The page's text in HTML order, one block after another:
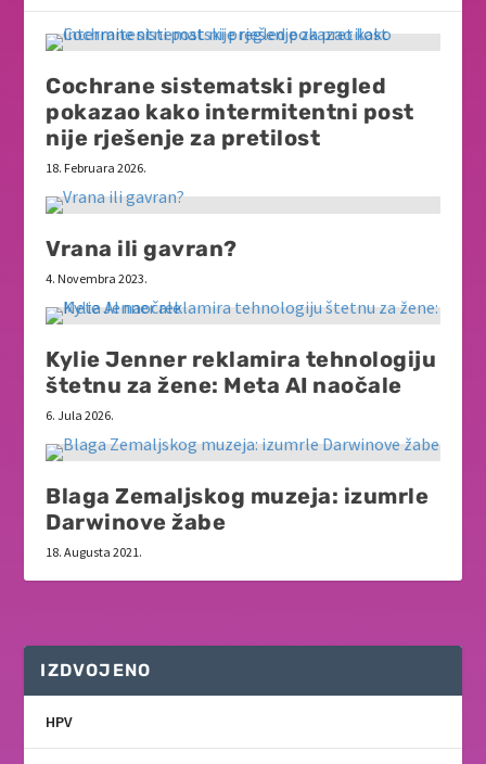
Cochrane sistematski pregled
pokazao kako intermitentni post
nije rješenje za pretilost
18. Februara 2026.
Vrana ili gavran?
4. Novembra 2023.
Kylie Jenner reklamira tehnologiju
štetnu za žene: Meta AI naočale
6. Jula 2026.
Blaga Zemaljskog muzeja: izumrle
Darwinove žabe
18. Augusta 2021.
IZDVOJENO
HPV